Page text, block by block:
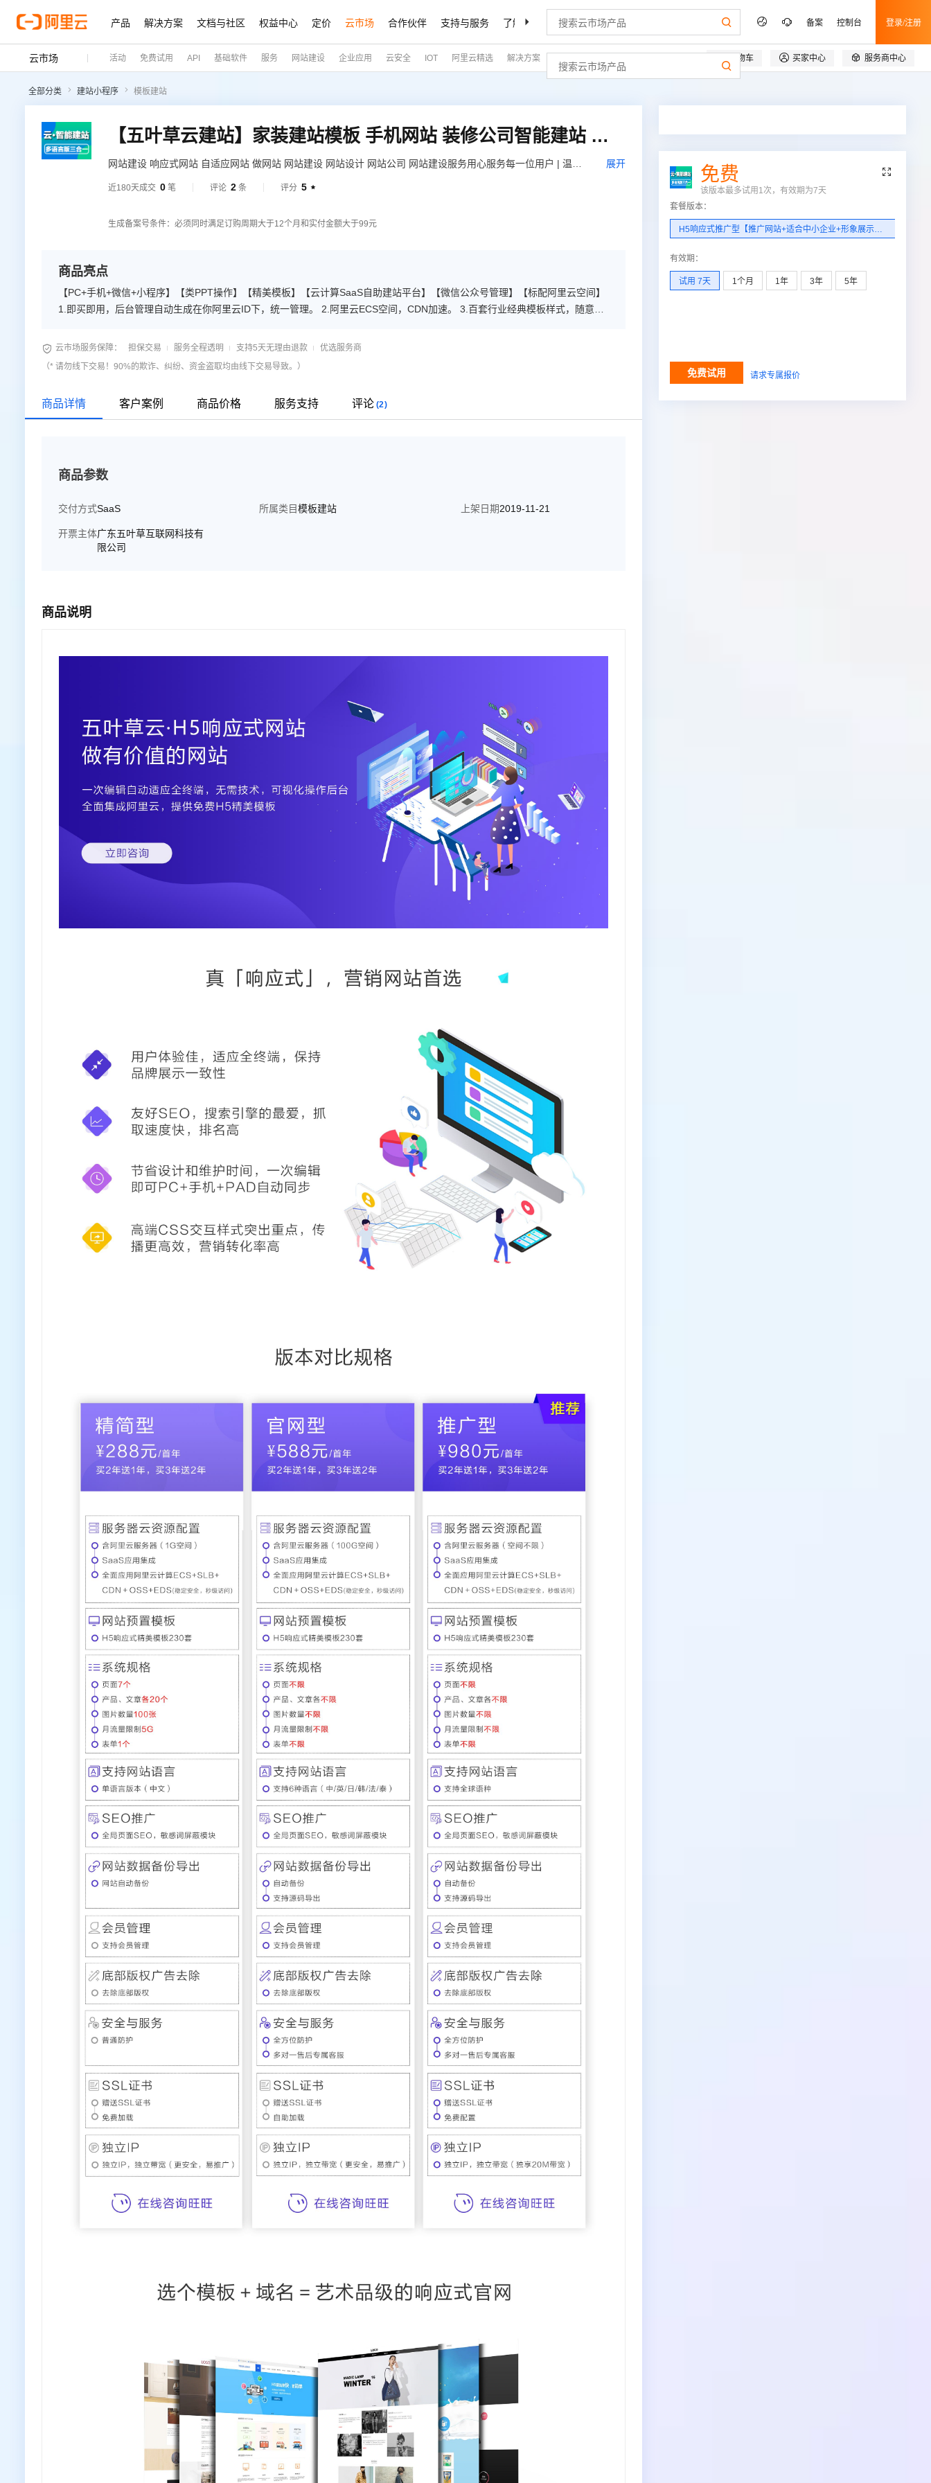
产品 解决方案 文档与社区 权益中心 定价 云市场 合作伙伴 支持与服务 了解阿里云 备案 控制台 登录/注册
云市场 活动 免费试用 API 基础软件 服务 网站建设 企业应用 云安全 IOT 阿里云精选 解决方案  购物车  买家中心  服务商中心
全部分类 建站小程序 模板建站
【五叶草云建站】家装建站模板 手机网站 装修公司智能建站 免主机免维护（服务热线:020-28185502）
网站建设 响应式网站 自适应网站 做网站 网站建设 网站设计 网站公司 网站建设服务用心服务每一位用户 | 温馨
展开
近180天成交 0 笔 评论 2 条 评分 5 
生成备案号条件：必须同时满足订购周期大于12个月和实付金额大于99元
商品亮点
【PC+手机+微信+小程序】【类PPT操作】【精美模板】【云计算SaaS自助建站平台】【微信公众号管理】【标配阿里云空间】
1.即买即用，后台管理自动生成在你阿里云ID下，统一管理。 2.阿里云ECS空间，CDN加速。 3.百套行业经典模板样式，随意切
 云市场服务保障： 担保交易 服务全程透明 支持5天无理由退款
优选服务商
（* 请勿线下交易！90%的欺诈、纠纷、资金盗取均由线下交易导致。）
商品详情 客户案例 商品价格 服务支持 评论 (2)
商品参数
交付方式SaaS 所属类目模板建站 上架日期2019-11-21
开票主体广东五叶草互联网科技有
限公司
商品说明

免费
该版本最多试用1次，有效期为7天
套餐版本：
H5响应式推广型【推广网站+适合中小企业+形象展示+网站推广+CDN加速服务+支持加载Https】
有效期 ：
试用 7天 1个月 1年 3年 5年
免费试用 请求专属报价